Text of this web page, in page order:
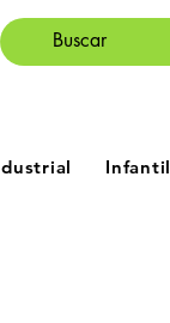
Infantil